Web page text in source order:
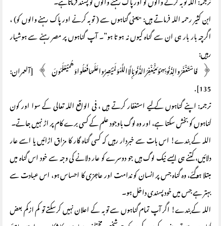
ابن کثیر رحمہ اللہ فرماتے ہیں: "یعنی گناہوں سے ( توبہ کرنے اور پاک رہنے والوں کو) ،
اگرچہ بار بار ہی ان سے گناہ کیوں نہ ہو تا ہو”۔ آپ گناہوں پر مصر رہنے سے ہوشیار
رہیں:
﴿ فَاسْتَغْفَرُوالِذُنُوبِهِمْوَمَنْيَغْفِرُالذُّنُوبَإِلَّااللَّهُوَلَمْيُصِرُّواعَلَىمَافَعَلُواوَهُمْيَعْلَمُونَ ﴾ [آلعمران:
135].
ترجمہ: اپنے گناہوں کے لیے استغفار کرتے ہیں ، فی الواقع اللہ تعالی کے سوا اور کون
گناہوں کو بخش سکتا ہے، اور وہ لوگ باوجود علم کے کسی برے کام پر اڑ نہیں جاتے۔
اللہ کے بندے! اس بات سے خبردار رہیں کہ کسی گناہ گار کا مزاق اڑائیں یا اسے عار
دلائیں، کتنے ہی ایسے نیک لوگ ہیں جو دوسرے کو عار دلانے کی وجہ سے خود اس گناہ میں
مبتلا ہوگئے، وہ گناہ جس پر انسان کو ندامت اور عاجزی کا احساس ہو، اس عبادت سے
بہتر ہے جس میں خود پسندی داخل ہو۔
اللہ کے بندے! اگر آپ تمام گناہوں سے توبہ کے اعلان نہیں کرسکتے تو کم ازکم بعض